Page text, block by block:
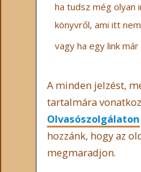
ha tudsz még olyan
könyvről, ami itt
vagy ha egy link
A minden jelzést,
tartalmára
Olvasószolgálaton
hozzánk, hogy az
megmaradjon.